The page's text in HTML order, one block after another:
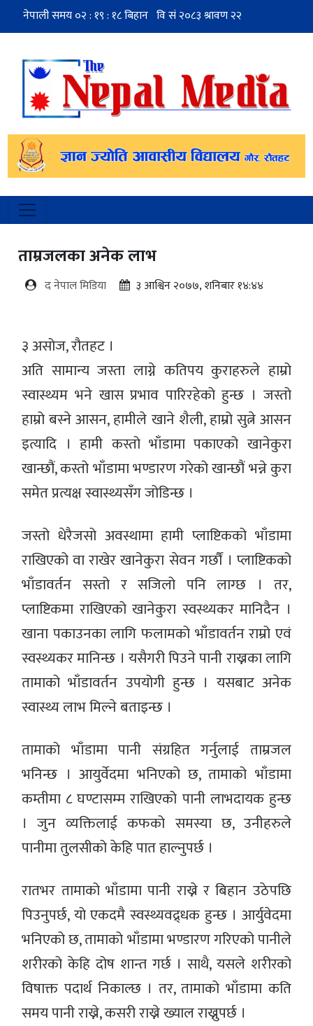
ताम्रजलका अनेक लाभ
द नेपाल मिडिया ३ आश्विन २०७७, शनिबार १४:४४
३ असोज, रौतहट ।
अति सामान्य जस्ता लाग्ने कतिपय कुराहरुले हाम्रो
स्वास्थ्यम भने खास प्रभाव पारिरहेको हुन्छ । जस्तो
हाम्रो बस्ने आसन, हामीले खाने शैली, हाम्रो सुत्ने आसन
इत्यादि । हामी कस्तो भाँडामा पकाएको खानेकुरा
खान्छौं, कस्तो भाँडामा भण्डारण गरेको खान्छौं भन्ने कुरा
समेत प्रत्यक्ष स्वास्थ्यसँग जोडिन्छ ।
जस्तो धेरैजसो अवस्थामा हामी प्लाष्टिकको भाँडामा
राखिएको वा राखेर खानेकुरा सेवन गर्छौं । प्लाष्टिकको
भाँडावर्तन सस्तो र सजिलो पनि लाग्छ । तर,
प्लाष्टिकमा राखिएको खानेकुरा स्वस्थ्यकर मानिदैन ।
खाना पकाउनका लागि फलामको भाँडावर्तन राम्रो एवं
स्वस्थ्यकर मानिन्छ । यसैगरी पिउने पानी राख्नका लागि
तामाको भाँडावर्तन उपयोगी हुन्छ । यसबाट अनेक
स्वास्थ्य लाभ मिल्ने बताइन्छ ।
तामाको भाँडामा पानी संग्रहित गर्नुलाई ताम्रजल
भनिन्छ । आयुर्वेदमा भनिएको छ, तामाको भाँडामा
कम्तीमा ८ घण्टासम्म राखिएको पानी लाभदायक हुन्छ
। जुन व्यक्तिलाई कफको समस्या छ, उनीहरुले
पानीमा तुलसीको केहि पात हाल्नुपर्छ ।
रातभर तामाको भाँडामा पानी राख्ने र बिहान उठेपछि
पिउनुपर्छ, यो एकदमै स्वस्थ्यवद्र्धक हुन्छ । आर्युवेदमा
भनिएको छ, तामाको भाँडामा भण्डारण गरिएको पानीले
शरीरको केहि दोष शान्त गर्छ । साथै, यसले शरीरको
विषाक्त पदार्थ निकाल्छ । तर, तामाको भाँडामा कति
समय पानी राख्ने, कसरी राख्ने ख्याल राख्नुपर्छ ।